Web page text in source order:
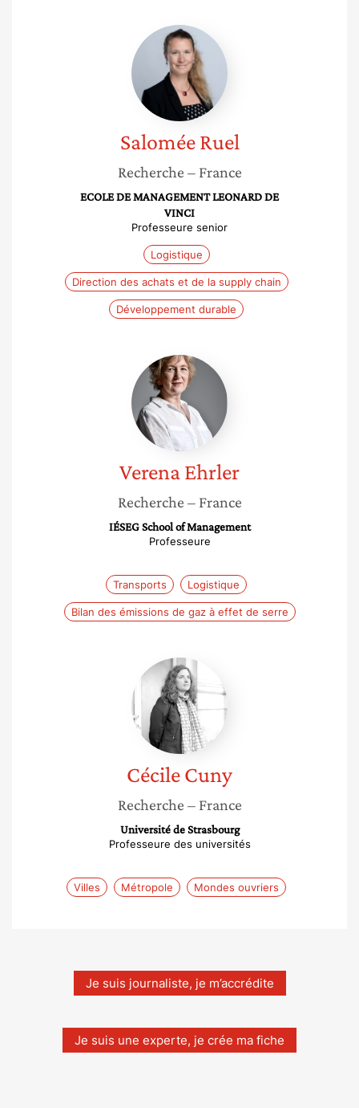
Salomée
Ruel
Salomée Ruel
Recherche – France
ECOLE DE MANAGEMENT LEONARD DE
VINCI
Professeure senior
Logistique
Direction des achats et de la supply chain
Développement durable
Verena
Ehrler
VerenaEhrler
Recherche – France
IÉSEG School of Management
Professeure
Transports Logistique
Bilan des émissions de gaz à effet de serre
Cécile
Cuny
CécileCuny
Recherche – France
Université de Strasbourg
Professeure des universités
Villes Métropole Mondes ouvriers
Je suis journaliste, je m’accrédite
Je suis une experte, je crée ma fiche